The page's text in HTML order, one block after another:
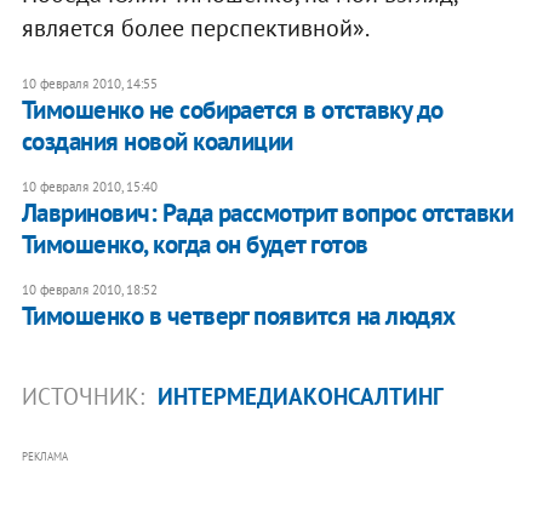
является более перспективной».
10 февраля 2010, 14:55
Тимошенко не собирается в отставку до
создания новой коалиции
10 февраля 2010, 15:40
Лавринович: Рада рассмотрит вопрос отставки
Тимошенко, когда он будет готов
10 февраля 2010, 18:52
Тимошенко в четверг появится на людях
ИСТОЧНИК: ИНТЕРМЕДИАКОНСАЛТИНГ
РЕКЛАМА